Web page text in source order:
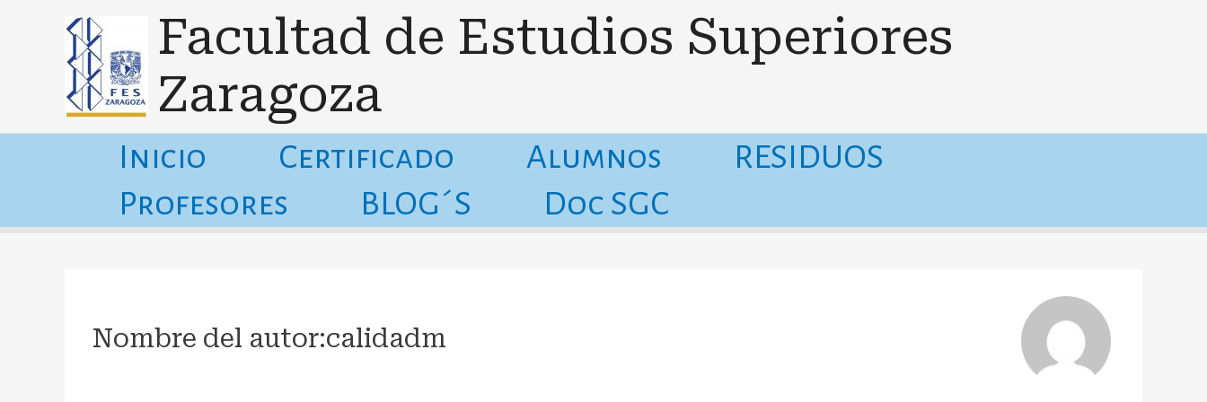
Facultad de Estudios Superiores
Zaragoza
Inicio Certificado Alumnos
RESIDUOS
Profesores
BLOG´S Doc SGC
Nombre del autor:calidadm